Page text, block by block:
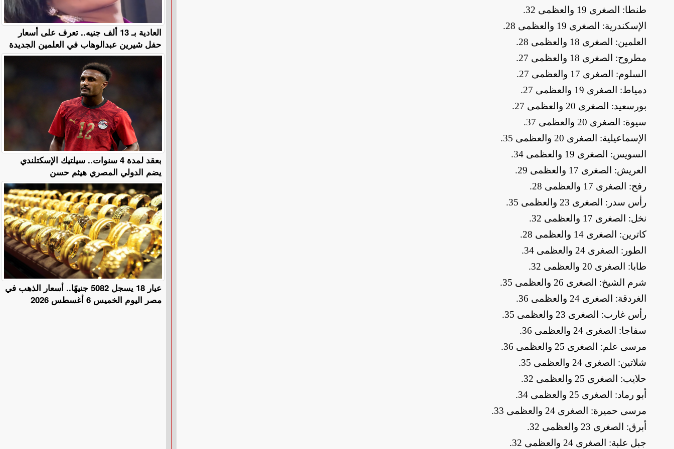
​طنطا: الصغرى 19 والعظمى 32
.
​الإسكندرية: الصغرى 19 والعظمى 28
.
​العلمين: الصغرى 18 والعظمى 28
.
​مطروح: الصغرى 18 والعظمى 27
.
​السلوم: الصغرى 17 والعظمى 27
.
​دمياط: الصغرى 19 والعظمى 27
.
​بورسعيد: الصغرى 20 والعظمى 27
.
​سيوة: الصغرى 20 والعظمى 37
.
​الإسماعيلية: الصغرى 20 والعظمى 35
.
​السويس: الصغرى 19 والعظمى 34
.
​العريش: الصغرى 17 والعظمى 29
.
​رفح: الصغرى 17 والعظمى 28
.
​رأس سدر: الصغرى 23 والعظمى 35
.
​نخل: الصغرى 17 والعظمى 32
.
​كاترين: الصغرى 14 والعظمى 28
.
​الطور: الصغرى 24 والعظمى 34
.
​طابا: الصغرى 20 والعظمى 32
.
​شرم الشيخ: الصغرى 26 والعظمى 35
.
​الغردقة: الصغرى 24 والعظمى 36
.
​رأس غارب: الصغرى 23 والعظمى 35
.
​سفاجا: الصغرى 24 والعظمى 36
.
​مرسى علم: الصغرى 25 والعظمى 36
.
​شلاتين: الصغرى 24 والعظمى 35
.
​حلايب: الصغرى 25 والعظمى 32
.
​أبو رماد: الصغرى 25 والعظمى 34
.
​مرسى حميرة: الصغرى 24 والعظمى 33
.
​أبرق: الصغرى 23 والعظمى 32
.
​جبل علبة: الصغرى 24 والعظمى 32
.
العادية بـ 13 ألف جنيه.. تعرف على أسعار
حفل شيرين عبدالوهاب في العلمين الجديدة
بعقد لمدة 4 سنوات.. سيلتيك الإسكتلندي
يضم الدولي المصري هيثم حسن
عيار 18 يسجل 5082 جنيهًا.. أسعار الذهب في
مصر اليوم الخميس 6 أغسطس 2026